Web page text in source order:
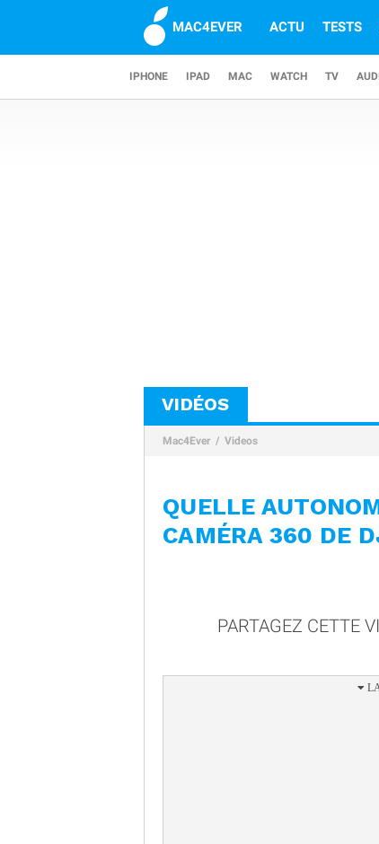
MAC4EVER ACTU TESTS
IPHONE IPAD MAC WATCH TV
VIDÉOS
Mac4Ever Videos
QUELLE
CAMÉRA 360 DE
PARTAGEZ CETTE